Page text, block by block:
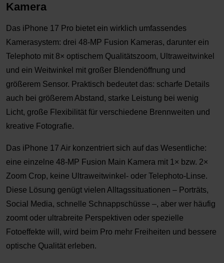
Kamera
Das iPhone 17 Pro bietet ein wirklich umfassendes
Kamerasystem: drei 48-MP Fusion Kameras, darunter ein
Telephoto mit 8× optischem Qualitätszoom, Ultraweitwinkel
und ein Weitwinkel mit großer Blendenöffnung und
größerem Sensor. Praktisch bedeutet das: scharfe Details
auch bei größerem Abstand, starke Leistung bei wenig
Licht, große Flexibilität für verschiedene Brennweiten und
kreative Fotografie.
Das iPhone 17 Air konzentriert sich auf das Wesentliche:
eine einzelne 48-MP Fusion Main Kamera mit 1× bzw. 2×
Zoom Crop, keine Ultraweitwinkel- oder Telephoto-Linse.
Diese Lösung genügt vielen Alltagssituationen – Porträts,
Social Media, schnelle Schnappschüsse –, aber wer häufig
zoomt oder ultrabreite Perspektiven oder spezielle
Fotoeffekte will, wird beim Pro mehr Freiheiten und bessere
optische Qualität erleben.